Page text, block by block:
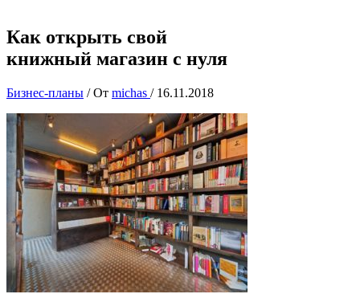
Как открыть свой
книжный магазин с нуля
Бизнес-планы / От michas / 16.11.2018